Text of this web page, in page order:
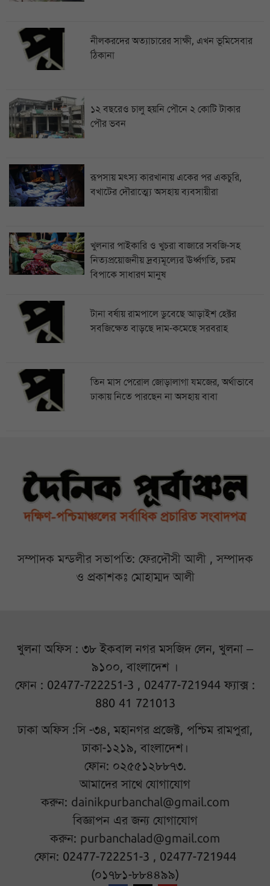
নীলকরদের অত্যাচারের সাক্ষী, এখন ভূমিসেবার
ঠিকানা
১২ বছরেও চালু হয়নি পৌনে ২ কোটি টাকার
পৌর ভবন
রূপসায় মৎস্য কারখানায় একের পর একচুরি,
বখাটের দৌরাত্ম্যে অসহায় ব্যবসায়ীরা
খুলনার পাইকারি ও খুচরা বাজারে সবজি-সহ
নিত্যপ্রয়োজনীয় দ্রব্যমূল্যের ঊর্ধ্বগতি, চরম
বিপাকে সাধারণ মানুষ
টানা বর্ষায় রামপালে ডুবেছে আড়াইশ হেক্টর
সবজিক্ষেত বাড়ছে দাম-কমেছে সরবরাহ
তিন মাস পেরোল জোড়ালাগা যমজের, অর্থাভাবে
ঢাকায় নিতে পারছেন না অসহায় বাবা
সম্পাদক মন্ডলীর সভাপতি: ফেরদৌসী আলী , সম্পাদক
ও প্রকাশকঃ মোহাম্মদ আলী
খুলনা অফিস : ৩৮ ইকবাল নগর মসজিদ লেন, খুলনা –
৯১০০, বাংলাদেশ ।
ফোন : 02477-722251-3 , 02477-721944 ফ্যাক্স :
880 41 721013
ঢাকা অফিস :সি -৩৪, মহানগর প্রজেক্ট, পশ্চিম রামপুরা,
ঢাকা-১২১৯, বাংলাদেশ।
ফোন: ০২৫৫১২৮৮৭৩.
আমাদের সাথে যোগাযোগ
করুন: dainikpurbanchal@gmail.com
বিজ্ঞাপন এর জন্য যোগাযোগ
করুন: purbanchalad@gmail.com
ফোন: 02477-722251-3 , 02477-721944
(০১৭৮১-৮৮৪৪৯৯)